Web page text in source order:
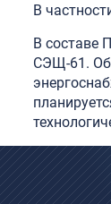
В
В составе
СЭЩ-61.